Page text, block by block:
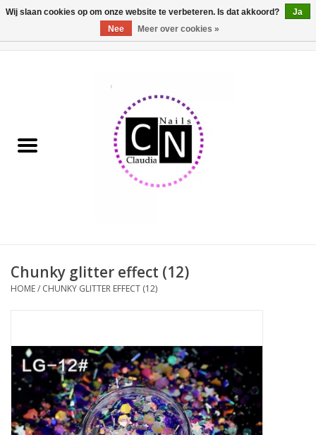
Pedicure producten
Acrylpoeder
Apparatuur
Meubilair
Gellak
Chunky glitter effect (12)
HOME/ CHUNKY GLITTER EFFECT (12)
Wij slaan cookies op om onze website te verbeteren. Is dat akkoord?
Ja
Nee
Meer over cookies »